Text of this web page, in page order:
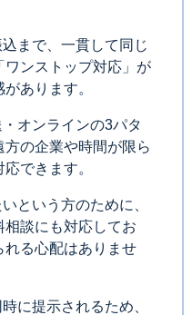
まで、一貫して同じ
ンストップ対応」が
あります。
オンラインの3パタ
の企業や時間が限ら
できます。
という方のために、
談にも対応してお
れる心配はありませ
に提示されるため、